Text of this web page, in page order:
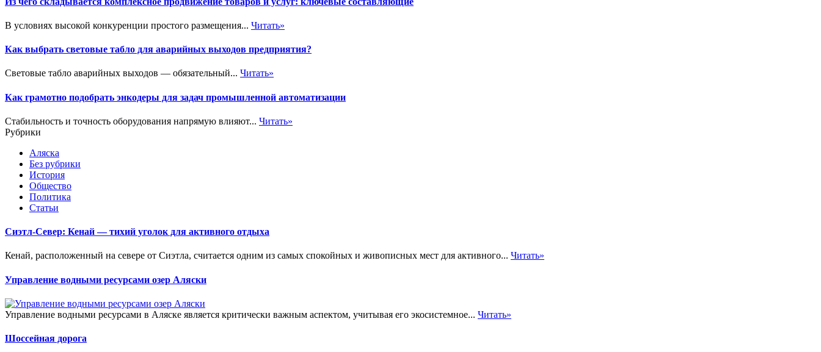
В условиях высокой конкуренции простого размещения... Читать»
Как выбрать световые табло для аварийных выходов предприятия?
Световые табло аварийных выходов — обязательный... Читать»
Как грамотно подобрать энкодеры для задач промышленной автоматизации
Стабильность и точность оборудования напрямую влияют... Читать»
Рубрики
Аляска
Без рубрики
История
Общество
Политика
Статьи
Сиэтл-Север: Кенай — тихий уголок для активного отдыха
Кенай, расположенный на севере от Сиэтла, считается одним из самых спокойных и живописных мест для активного... Читать»
Управление водными ресурсами озер Аляски
Управление водными ресурсами в Аляске является критически важным аспектом, учитывая его экосистемное... Читать»
Шоссейная дорога